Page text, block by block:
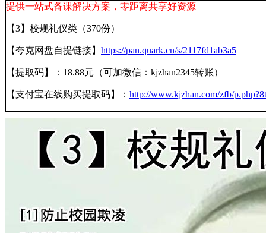
提供一站式备课解决方案，零距离共享好资源
【3】校规礼仪类（370份）
【夸克网盘自提链接】 https://pan.quark.cn/s/2117fd1ab3a5
【提取码】：18.88元（可加微信：kjzhan2345转账）
【支付宝在线购买提取码】： http://www.kjzhan.com/zfb/